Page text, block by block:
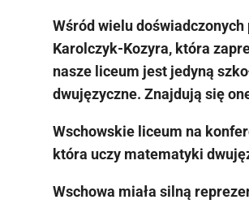
Wśród wielu
Karolczyk-Kozyra, która
nasze liceum jest jedyną
dwujęzyczne. Znajdują się
Wschowskie liceum na
która uczy matematyki
Wschowa miała silną